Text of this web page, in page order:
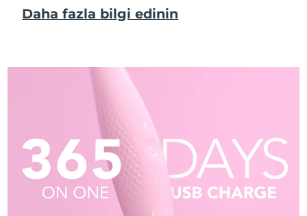
Daha fazla bilgi edinin